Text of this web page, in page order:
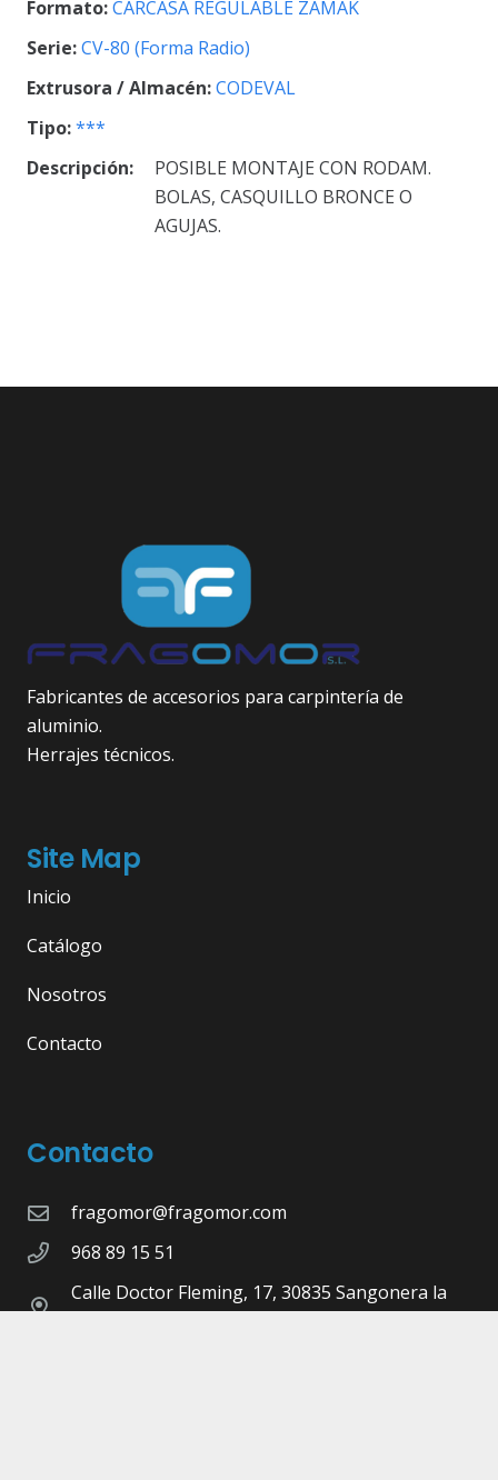
Formato:CARCASA REGULABLE ZAMAK
Serie:CV-80 (Forma Radio)
Extrusora / Almacén:CODEVAL
Tipo:***
Descripción:
POSIBLE MONTAJE CON RODAM.
BOLAS, CASQUILLO BRONCE O
AGUJAS.
Fabricantes de accesorios para carpintería de
aluminio.
Herrajes técnicos.
Site Map
Inicio
Catálogo
Nosotros
Contacto
Contacto
fragomor@fragomor.com
968 89 15 51
Calle Doctor Fleming, 17, 30835 Sangonera la